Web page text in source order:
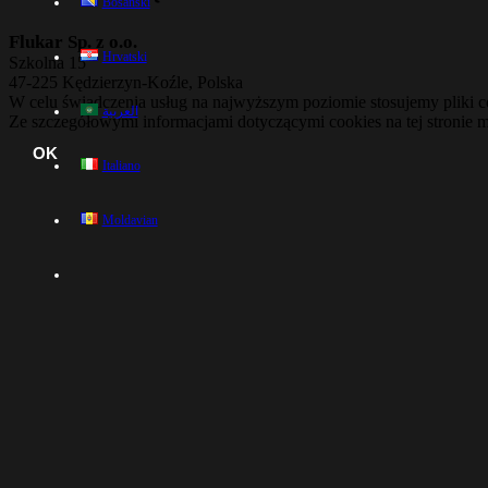
Hrvatski
العربية
Italiano
Moldavian
Flukar Sp. z o.o.
Szkolna 15
47-225 Kędzierzyn-Koźle, Polska
W celu świadczenia usług na najwyższym poziomie stosujemy
Ze szczegółowymi informacjami dotyczącymi cookies na tej stronie
OK